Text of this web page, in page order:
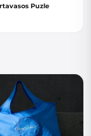
Puzle